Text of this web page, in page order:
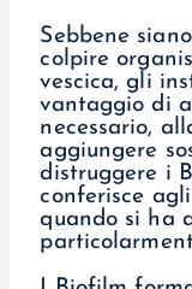
Sebbene
colpire
vescica, gli
vantaggio di
necessario,
aggiungere
distruggere i
conferisce
quando si ha